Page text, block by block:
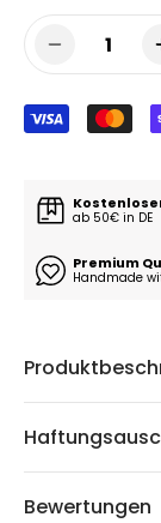
1
ab 50€ in DE
Premium
Handmade
Bewertungen